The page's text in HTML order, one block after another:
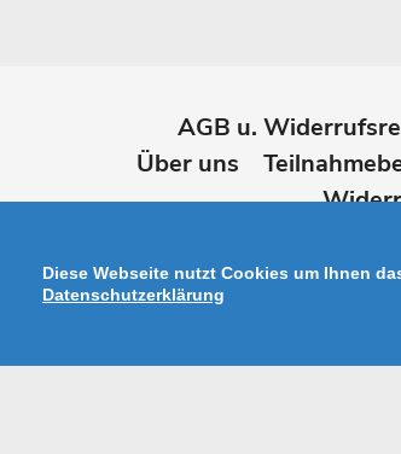
AGB u.
Über uns
Diese Webseite nutzt Cookies um Ihnen
Datenschutzerklärung